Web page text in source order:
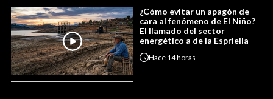
¿Cómo evitar un apagón de
cara al fenómeno de El Niño?
El llamado del sector
energético a de la Espriella
Hace 14 horas